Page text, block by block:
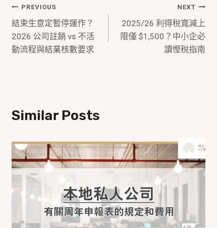
Post
Navigation
PREVIOUS
結束生意定暫停運作？
2026 公司註銷 vs 不活
動流程與結業核數要求
NEXT
2025/26 利得稅寬減上
限僅 $1,500？中小企必
讀慳稅指南
Similar Posts